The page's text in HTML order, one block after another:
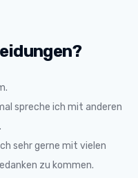
spreche ich mit anderen
sehr gerne mit vielen
zu kommen.